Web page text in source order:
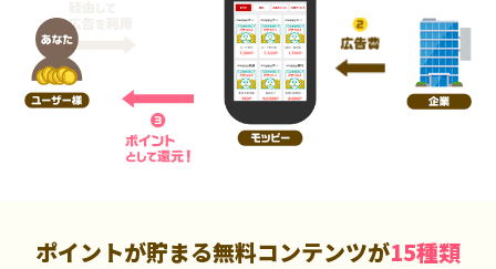
ポイントが貯まる無料コンテンツが15種類